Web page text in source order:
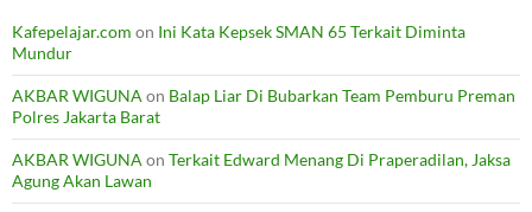
Kafepelajar.com on Ini Kata Kepsek SMAN 65 Terkait Diminta
Mundur
AKBAR WIGUNA on Balap Liar Di Bubarkan Team Pemburu Preman
Polres Jakarta Barat
AKBAR WIGUNA on Terkait Edward Menang Di Praperadilan, Jaksa
Agung Akan Lawan